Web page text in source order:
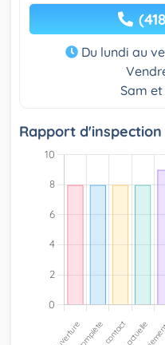
Du lundi au
Sam et
Rapport d'inspection